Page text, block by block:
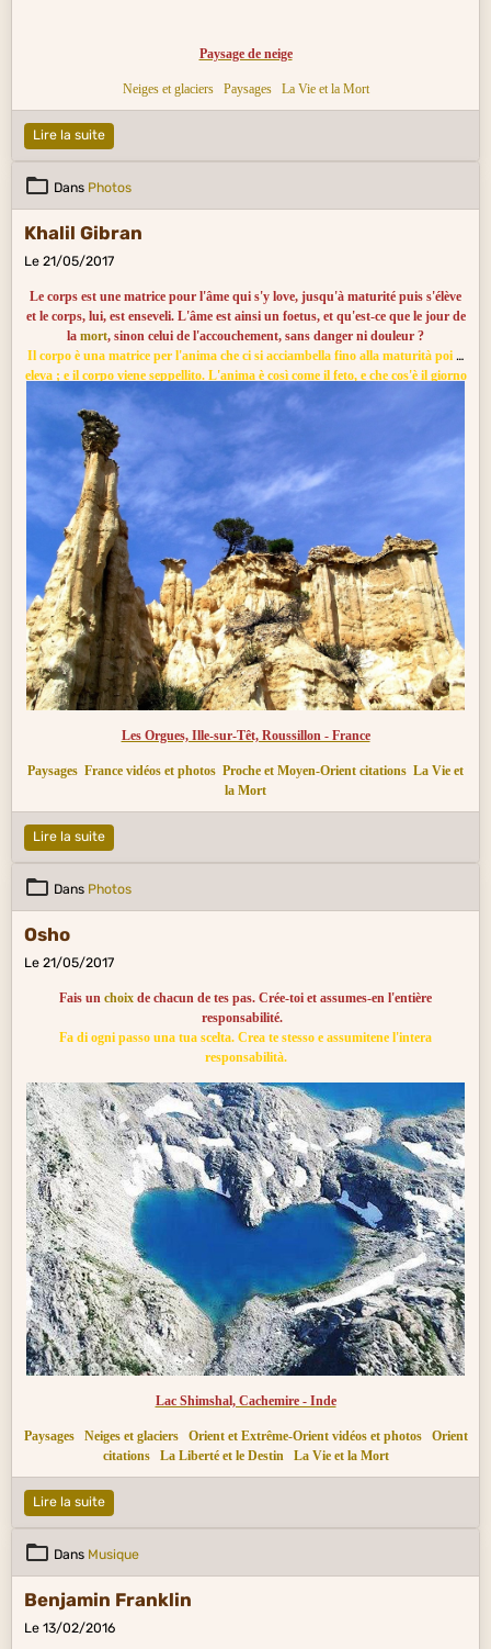
Paysage de neige
Neiges et glaciers Paysages La Vie et la Mort
Lire la suite
Dans Photos
Khalil Gibran
Le 21/05/2017
Le corps est une matrice pour l'âme qui s'y love, jusqu'à maturité puis s'élève
et le corps, lui, est enseveli. L'âme est ainsi un foetus, et qu'est-ce que le jour de
la mort, sinon celui de l'accouchement, sans danger ni douleur ?
Il corpo è una matrice per l'anima che ci si acciambella fino alla maturità poi si
eleva ; e il corpo viene seppellito. L'anima è così come il feto, e che cos'è il giorno
dellamorte , se non quello del parto senza pericolo e senza dolore ?
Les Orgues, Ille-sur-Têt, Roussillon - France
Paysages France vidéos et photos Proche et Moyen-Orient citations La Vie et
la Mort
Lire la suite
Dans Photos
Osho
Le 21/05/2017
Fais un choix de chacun de tes pas. Crée-toi et assumes-en l'entière
responsabilité.
Fa di ogni passo una tua scelta. Crea te stesso e assumitene l'intera
responsabilità.
Lac Shimshal, Cachemire - Inde
Paysages Neiges et glaciers Orient et Extrême-Orient vidéos et photos
Orient
citations
La Liberté et le Destin La Vie et la Mort
Lire la suite
Dans Musique
Benjamin Franklin
Le 13/02/2016